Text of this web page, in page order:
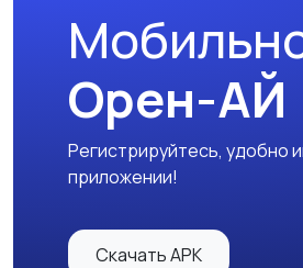
Орен-АЙ
Регистрируйтесь, удобно
приложении!
Скачать APK